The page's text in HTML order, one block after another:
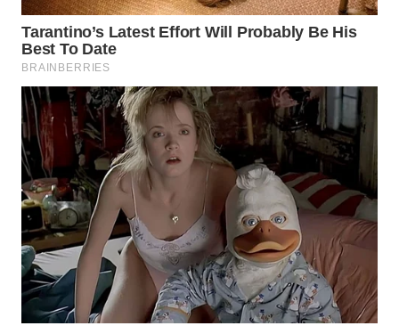
Wahana
Network
KONSUMEN
LISTRIK
MASYARAKAT
KELISTRIKAN
WALINKI
ID
MAWAKA
ID